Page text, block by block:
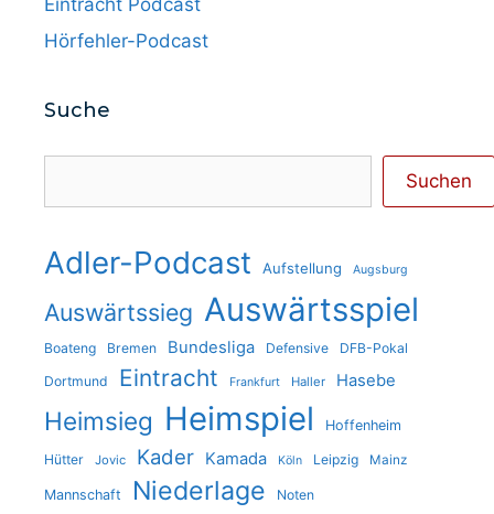
Hörfehler-Podcast
Suche
Suchen
Adler-Podcast Aufstellung Augsburg
Auswärtssieg Auswärtsspiel
Boateng Bremen Bundesliga Defensive
DFB-Pokal
Dortmund
Eintracht Frankfurt Haller Hasebe
Heimsieg Heimspiel Hoffenheim
Hütter Jovic Kader Kamada Köln Leipzig Mainz
Mannschaft Niederlage Noten